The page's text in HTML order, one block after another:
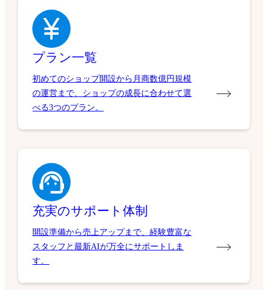
プラン一覧
初めてのショップ開設から月商数億円規模
の運営まで、ショップの成長に合わせて選
べる3つのプラン。
充実のサポート体制
開設準備から売上アップまで、経験豊富な
スタッフと最新AIが万全にサポートしま
す。